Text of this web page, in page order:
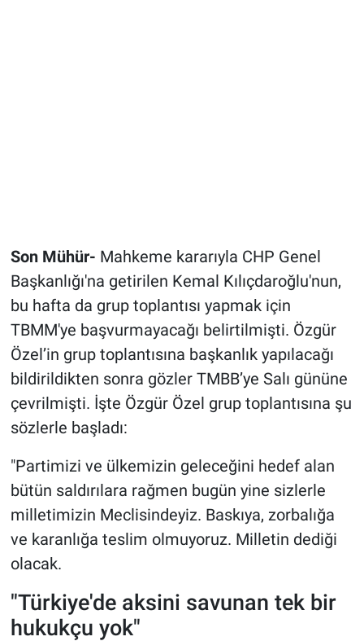
Son Mühür- Mahkeme kararıyla CHP Genel
Başkanlığı'na getirilen Kemal Kılıçdaroğlu'nun,
bu hafta da grup toplantısı yapmak için
TBMM'ye başvurmayacağı belirtilmişti. Özgür
Özel’in grup toplantısına başkanlık yapılacağı
bildirildikten sonra gözler TMBB’ye Salı gününe
çevrilmişti. İşte Özgür Özel grup toplantısına şu
sözlerle başladı:
"Partimizi ve ülkemizin geleceğini hedef alan
bütün saldırılara rağmen bugün yine sizlerle
milletimizin Meclisindeyiz. Baskıya, zorbalığa
ve karanlığa teslim olmuyoruz. Milletin dediği
olacak.
"Türkiye'de aksini savunan tek bir
hukukçu yok"